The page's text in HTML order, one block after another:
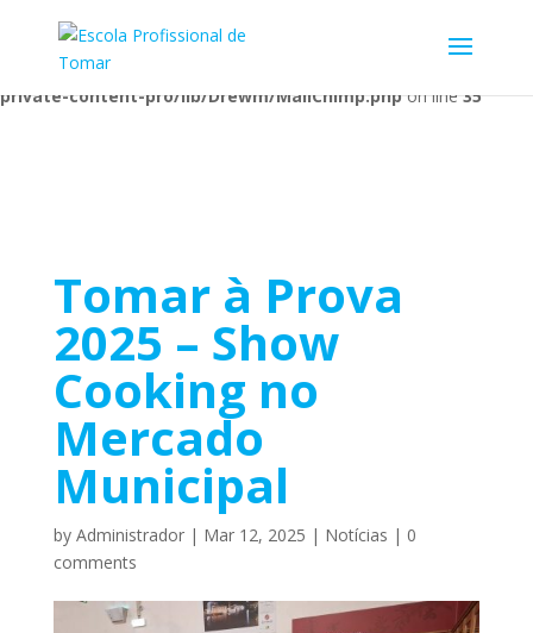
Warning: Undefined array key 1 in
/home/escolaprofission/public_html/wp-content/plugins/wp-
private-content-pro/lib/Drewm/MailChimp.phpon line35
Tomar à Prova
2025 – Show
Cooking no
Mercado
Municipal
by Administrador| Mar 12, 2025 | Notícias | 0
comments